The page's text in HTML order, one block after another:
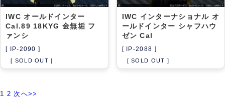
IWC オールドインター
Cal.89 18KYG 金無垢 フ
ァンシ
[ IP-2090 ]
[ SOLD OUT ]
IWC インターナショナル オ
ールドインター シャフハウ
ゼン Cal
[ IP-2088 ]
[ SOLD OUT ]
1 2 次へ>>